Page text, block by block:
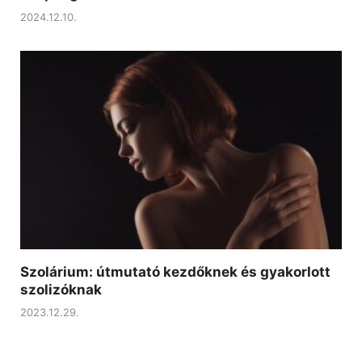
2024.12.10.
Szolárium: útmutató kezdőknek és gyakorlott
szolizóknak
2023.12.29.